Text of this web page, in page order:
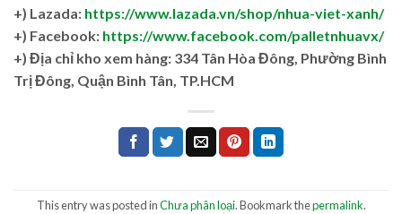
+) Lazada: https://www.lazada.vn/shop/nhua-viet-xanh/
+) Facebook: https://www.facebook.com/palletnhuavx/
+) Địa chỉ kho xem hàng: 334 Tân Hòa Đông, Phường Bình
Trị Đông, Quận Bình Tân, TP.HCM
This entry was posted inChưa phân loại. Bookmark thepermalink.